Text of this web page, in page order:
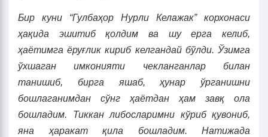
Бир куни “Гулбаҳор Нурли Келажак” корхонаси
ҳақида эшитиб қолдим ва шу ерга келиб,
ҳаётимга ёруғлик кириб келгандай бўлди. Ўзимга
ўхшаган имконияти чекланганлар билан
танишиб, бирга яшаб, ҳунар ўрганишни
бошлаганимдан сўнг ҳаётдан ҳам завқ ола
бошладим. Тиккан либосларимни кўриб қувониб,
яна ҳаракат қила бошладим. Натижада